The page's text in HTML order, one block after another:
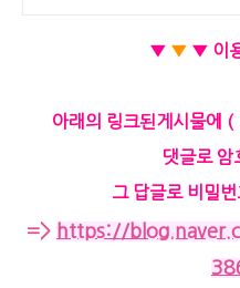
▼ ▼ ▼ 이
아래의 링크된게시물에
댓글로 암
그 답글로 비밀
=> https://